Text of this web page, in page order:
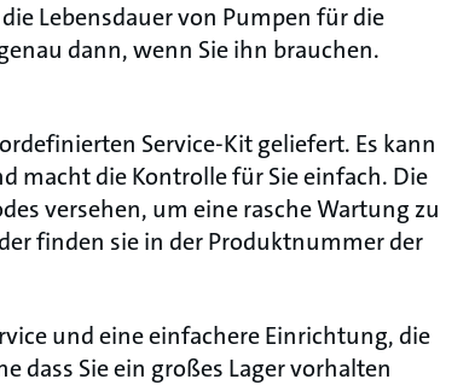
Lebensdauer von Pumpen für die
dann, wenn Sie ihn brauchen.
Service-Kit geliefert. Es kann
macht die Kontrolle für Sie einfach. Die
versehen, um eine rasche Wartung zu
finden sie in der Produktnummer der
und eine einfachere Einrichtung, die
dass Sie ein großes Lager vorhalten